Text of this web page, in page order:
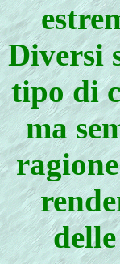
Diversi
tipo di
ma